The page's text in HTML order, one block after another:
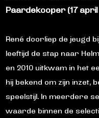
Paardekooper(17 april
René doorliep de jeugd
leeftijd de stap naar
en 2010 uitkwam in het
hij bekend om zijn inzet,
speelstijl. In meerdere
waarde binnen de